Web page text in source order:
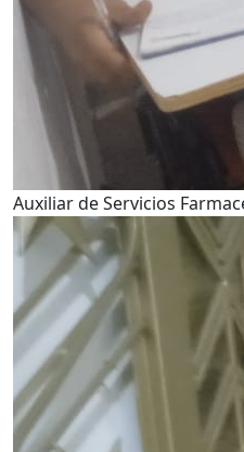
Auxiliar de Servicios